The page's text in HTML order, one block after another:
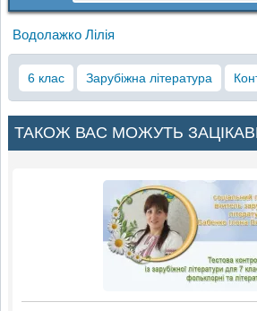
Водолажко Лілія
6 клас Зарубіжна література
ТАКОЖ ВАС МОЖУТЬ